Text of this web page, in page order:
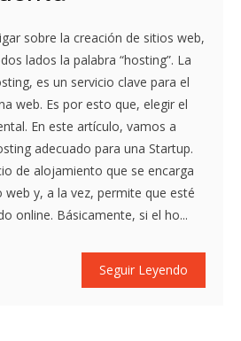
sobre la creación de sitios web,
lados la palabra “hosting”. La
es un servicio clave para el
web. Es por esto que, elegir el
En este artículo, vamos a
adecuado para una Startup.
de alojamiento que se encarga
web y, a la vez, permite que esté
online. Básicamente, si el ho...
Seguir Leyendo